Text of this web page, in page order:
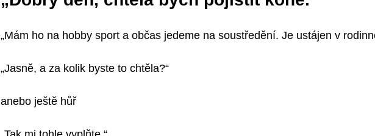
„Mám ho na hobby sport a občas jedeme na soustředění. Je ustájen v
„Jasně, a za kolik byste to chtěla?“
anebo ještě hůř